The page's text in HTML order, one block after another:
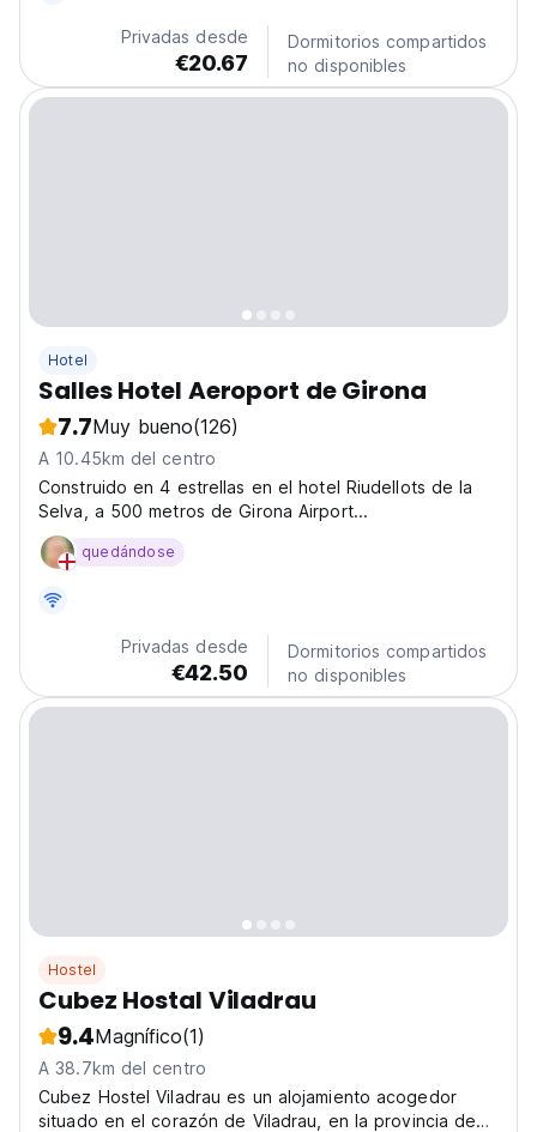
Privadas desde
€20.67
Dormitorios compartidos
no disponibles
Hotel
Salles Hotel Aeroport de Girona
7.7Muy bueno(126)
A 10.45km del centro
Construido en 4 estrellas en el hotel Riudellots de la
Selva, a 500 metros de Girona Airport...
quedándose
Privadas desde
€42.50
Dormitorios compartidos
no disponibles
Hostel
Cubez Hostal Viladrau
9.4Magnífico(1)
A 38.7km del centro
Cubez Hostel Viladrau es un alojamiento acogedor
situado en el corazón de Viladrau, en la provincia de